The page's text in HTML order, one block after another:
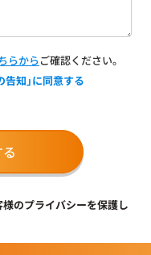
らからご確認ください。
告知」に同意する
のプライバシーを保護し